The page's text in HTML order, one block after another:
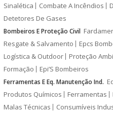
Sinalética
Combate A Incêndios
Detetores De Gases
Bombeiros E Proteção Civil
Resgate & Salvamento
Epcs
Logística & Outdoor
Proteção
Formação
Epi’S Bombeiros
Ferramentas E Eq. Manutenção Ind.
Produtos Químicos
Ferramentas
Malas Técnicas
Consumíveis